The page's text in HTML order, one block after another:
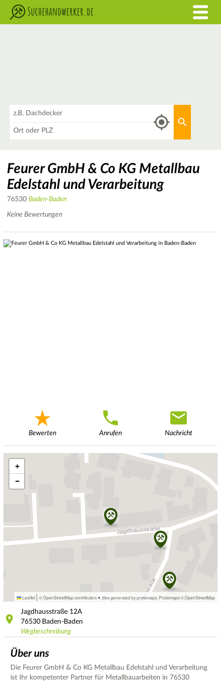
Feurer GmbH & Co KG Metallbau
Edelstahl und Verarbeitung
76530 Baden-Baden
Keine Bewertungen
Bewerten Anrufen Nachricht
+
−
Leaflet | © OpenStreetMap contributors ♥, tiles generated by protomaps Protomaps©OpenStreetMap
Jagdhausstraße 12A
76530 Baden-Baden
Wegbeschreibung
Über uns
Die Feurer GmbH & Co KG Metallbau Edelstahl und Verarbeitung
ist Ihr kompetenter Partner für Metallbauarbeiten in 76530